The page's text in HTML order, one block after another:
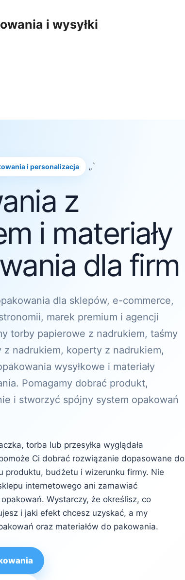
i wysyłki
i personalizacja „`
z
i materiały
dla firm
dla sklepów, e-commerce,
marek premium i agencji
torby papierowe z nadrukiem, taśmy
nadrukiem, koperty z nadrukiem,
wysyłkowe i materiały
Pomagamy dobrać produkt,
i stworzyć spójny system opakowań
torba lub przesyłka wyglądała
Ci dobrać rozwiązanie dopasowane do
produktu, budżetu i wizerunku firmy. Nie
internetowego ani zamawiać
Wystarczy, że określisz, co
i jaki efekt chcesz uzyskać, a my
oraz materiałów do pakowania.